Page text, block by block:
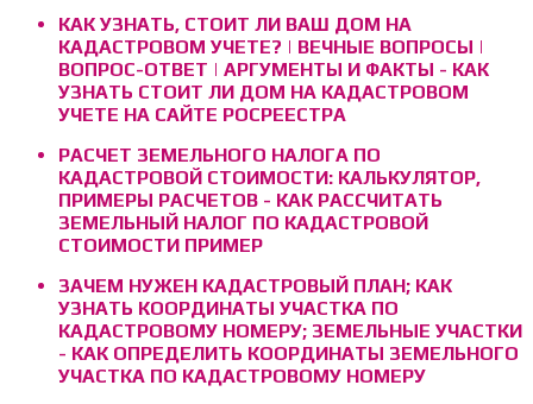
КАК УЗНАТЬ, СТОИТ ЛИ ВАШ ДОМ НА
КАДАСТРОВОМ УЧЕТЕ? | ВЕЧНЫЕ ВОПРОСЫ |
ВОПРОС-ОТВЕТ | АРГУМЕНТЫ И ФАКТЫ - КАК
УЗНАТЬ СТОИТ ЛИ ДОМ НА КАДАСТРОВОМ
УЧЕТЕ НА САЙТЕ РОСРЕЕСТРА
РАСЧЕТ ЗЕМЕЛЬНОГО НАЛОГА ПО
КАДАСТРОВОЙ СТОИМОСТИ: КАЛЬКУЛЯТОР,
ПРИМЕРЫ РАСЧЕТОВ - КАК РАССЧИТАТЬ
ЗЕМЕЛЬНЫЙ НАЛОГ ПО КАДАСТРОВОЙ
СТОИМОСТИ ПРИМЕР
ЗАЧЕМ НУЖЕН КАДАСТРОВЫЙ ПЛАН; КАК
УЗНАТЬ КООРДИНАТЫ УЧАСТКА ПО
КАДАСТРОВОМУ НОМЕРУ; ЗЕМЕЛЬНЫЕ УЧАСТКИ
- КАК ОПРЕДЕЛИТЬ КООРДИНАТЫ ЗЕМЕЛЬНОГО
УЧАСТКА ПО КАДАСТРОВОМУ НОМЕРУ